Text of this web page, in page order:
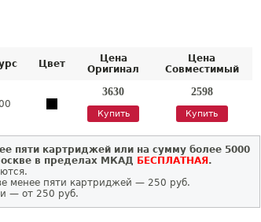
Цвет
Цена
Оригинал
Цена
Совместимый
3630
Купить
2598
Купить
пяти картриджей или на сумму более 5000
в пределах МКАД БЕСПЛАТНАЯ .
менее пяти картриджей — 250 руб.
— от 250 руб.